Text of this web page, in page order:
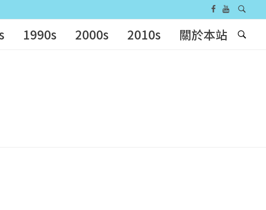
1990s 2000s 2010s 關於本站